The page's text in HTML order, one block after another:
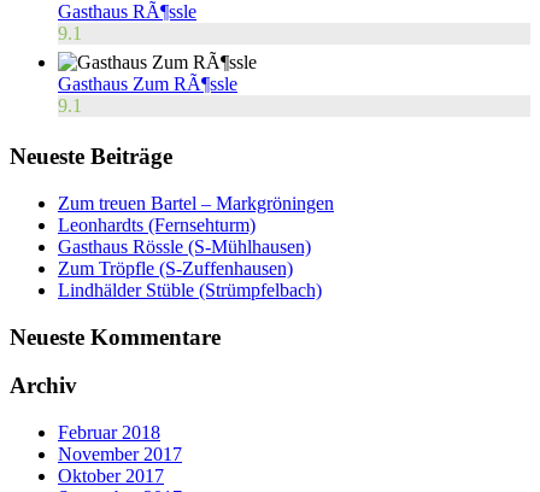
Gasthaus RÃ¶ssle
9.1
Gasthaus Zum RÃ¶ssle
9.1
Neueste Beiträge
Zum treuen Bartel – Markgröningen
Leonhardts (Fernsehturm)
Gasthaus Rössle (S-Mühlhausen)
Zum Tröpfle (S-Zuffenhausen)
Lindhälder Stüble (Strümpfelbach)
Neueste Kommentare
Archiv
Februar 2018
November 2017
Oktober 2017